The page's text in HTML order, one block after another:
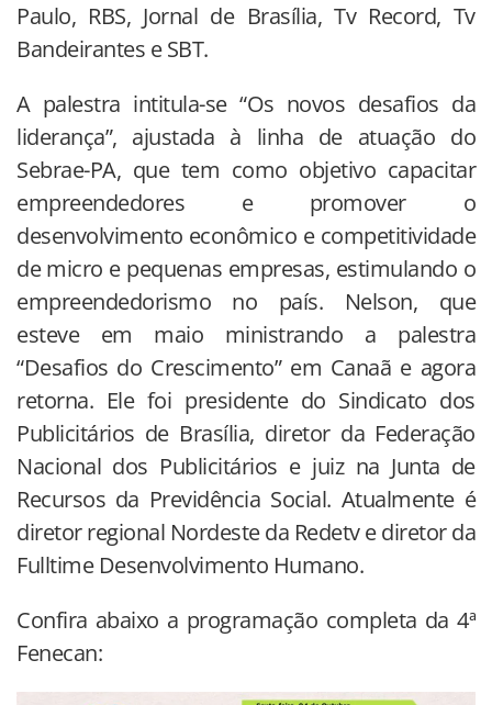
Paulo, RBS, Jornal de Brasília, Tv Record, Tv
Bandeirantes e SBT.
A palestra intitula-se “Os novos desafios da
liderança”, ajustada à linha de atuação do
Sebrae-PA, que tem como objetivo capacitar
empreendedores e promover o
desenvolvimento econômico e competitividade
de micro e pequenas empresas, estimulando o
empreendedorismo no país. Nelson, que
esteve em maio ministrando a palestra
“Desafios do Crescimento” em Canaã e agora
retorna. Ele foi presidente do Sindicato dos
Publicitários de Brasília, diretor da Federação
Nacional dos Publicitários e juiz na Junta de
Recursos da Previdência Social. Atualmente é
diretor regional Nordeste da Redetv e diretor da
Fulltime Desenvolvimento Humano.
Confira abaixo a programação completa da 4ª
Fenecan: